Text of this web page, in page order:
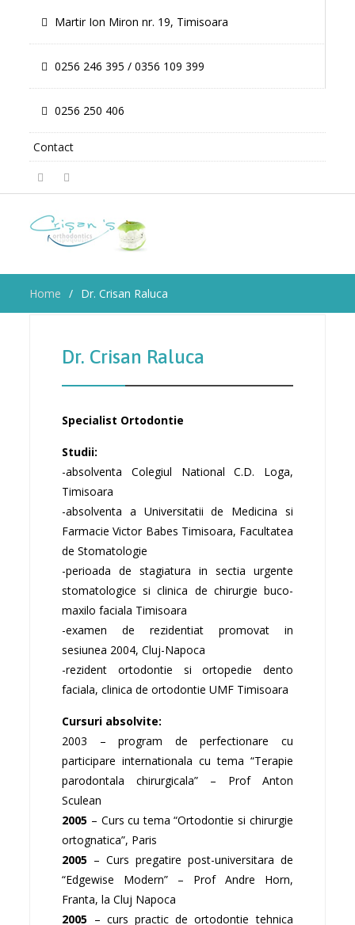
Martir Ion Miron nr. 19, Timisoara
0256 246 395 / 0356 109 399
0256 250 406
Contact
Facebook
Twitter
Home Dr. Crisan Raluca
Dr. Crisan Raluca
Specialist Ortodontie
Studii:
-absolventa Colegiul National C.D. Loga,
Timisoara
-absolventa a Universitatii de Medicina si
Farmacie Victor Babes Timisoara, Facultatea
de Stomatologie
-perioada de stagiatura in sectia urgente
stomatologice si clinica de chirurgie buco-
maxilo faciala Timisoara
-examen de rezidentiat promovat in
sesiunea 2004, Cluj-Napoca
-rezident ortodontie si ortopedie dento
faciala, clinica de ortodontie UMF Timisoara
Cursuri absolvite:
2003 – program de perfectionare cu
participare internationala cu tema “Terapie
parodontala chirurgicala” – Prof Anton
Sculean
2005 – Curs cu tema “Ortodontie si chirurgie
ortognatica”, Paris
2005 – Curs pregatire post-universitara de
“Edgewise Modern” – Prof Andre Horn,
Franta, la Cluj Napoca
2005 – curs practic de ortodontie tehnica